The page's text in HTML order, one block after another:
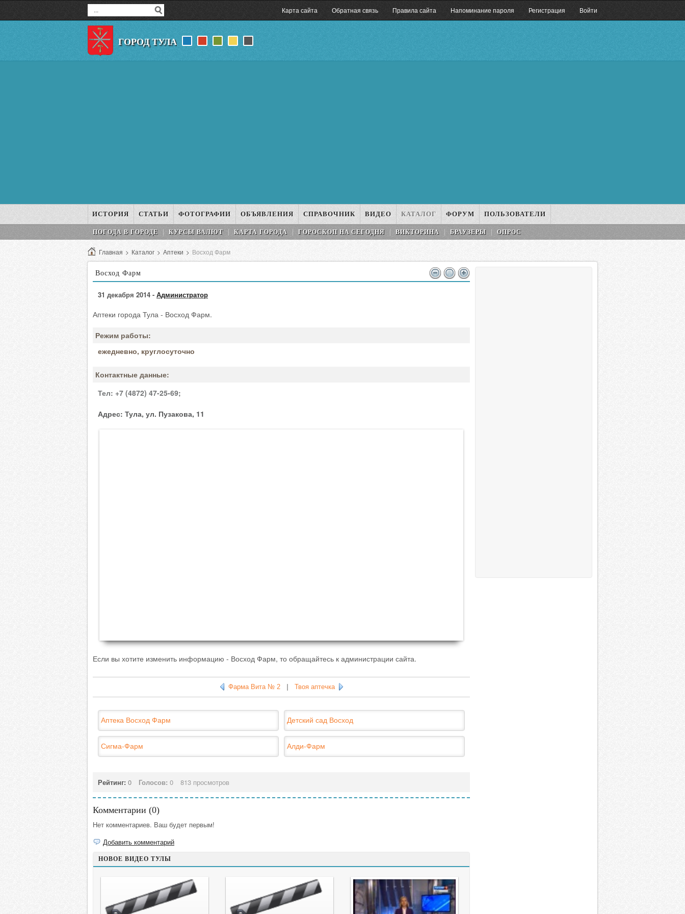
Карта сайта Обратная связь Правила сайта Напоминание пароля Регистрация Войти
ГОРОД ТУЛА
ИСТОРИЯ СТАТЬИ ФОТОГРАФИИ ОБЪЯВЛЕНИЯ СПРАВОЧНИК ВИДЕО КАТАЛОГ ФОРУМ ПОЛЬЗОВАТЕЛИ
ПОГОДА В ГОРОДЕ КУРСЫ ВАЛЮТ КАРТА ГОРОДА ГОРОСКОП НA СEГОДНЯ ВИКТОРИНА БРАУЗЕРЫ ОПРОС
Главная > Каталог > Аптеки > Восход Фарм
Восход Фарм
31 декабря 2014 - Администратор
Аптеки города Тула - Восход Фарм.
Режим работы:
ежедневно, круглосуточно
Контактные данные:
Тел: +7 (4872) 47-25-69;
Адрес: Тула, ул. Пузакова, 11
Если вы хотите изменить информацию - Восход Фарм, то обращайтесь к администрации сайта.
Фарма Вита № 2| Твоя аптечка
Аптека Восход Фарм Детский сад Восход
Сигма-Фарм Алди-Фарм
Рейтинг: 0 Голосов: 0 813 просмотров
Комментарии (0)
Нет комментариев. Ваш будет первым!
Добавить комментарий
НОВОЕ ВИДЕО ТУЛЫ